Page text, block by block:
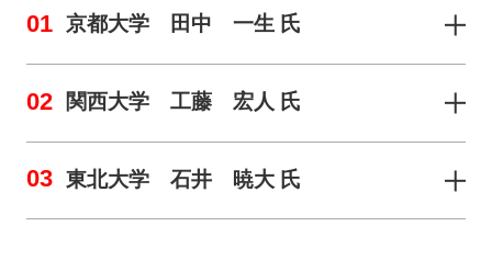
01 京都大学 田中 一生 氏
02 関西大学 工藤 宏人 氏
03 東北大学 石井 暁大 氏